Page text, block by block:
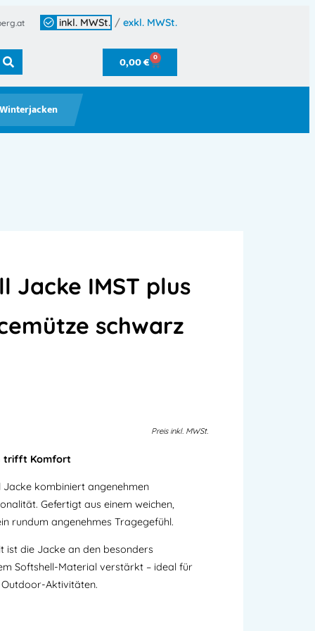
inkl. MWSt. / exkl. MWSt.
0,00€ 0
Winterjacken
Jacke IMST plus
schwarz
Preis inkl. MWSt.
trifft Komfort
Jacke kombiniert angenehmen
Gefertigt aus einem weichen,
rundum angenehmes Tragegefühl.
ist die Jacke an den besonders
Softshell-Material verstärkt – ideal für
Aktivitäten.